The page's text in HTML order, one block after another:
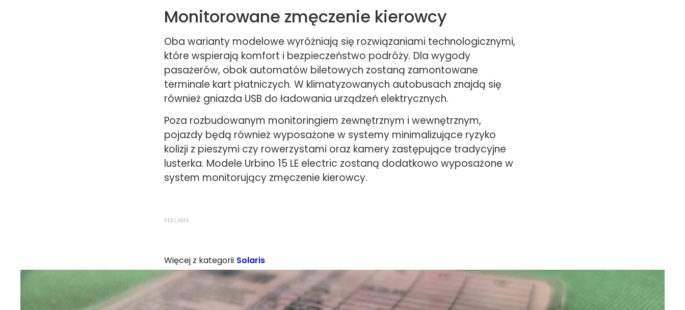
Monitorowane zmęczenie kierowcy
Oba warianty modelowe wyróżniają się rozwiązaniami technologicznymi,
które wspierają komfort i bezpieczeństwo podróży. Dla wygody
pasażerów, obok automatów biletowych zostaną zamontowane
terminale kart płatniczych. W klimatyzowanych autobusach znajdą się
również gniazda USB do ładowania urządzeń elektrycznych.
Poza rozbudowanym monitoringiem zewnętrznym i wewnętrznym,
pojazdy będą również wyposażone w systemy minimalizujące ryzyko
kolizji z pieszymi czy rowerzystami oraz kamery zastępujące tradycyjne
lusterka. Modele Urbino 15 LE electric zostaną dodatkowo wyposażone w
system monitorujący zmęczenie kierowcy.
REKLAMA
Więcej z kategorii Solaris